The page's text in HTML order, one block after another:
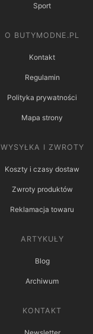
Sport
O BUTYMODNE.PL
Kontakt
Regulamin
Polityka prywatności
Mapa strony
WYSYŁKA I ZWROTY
Koszty i czasy dostaw
Zwroty produktów
Reklamacja towaru
ARTYKUŁY
Blog
Archiwum
KONTAKT